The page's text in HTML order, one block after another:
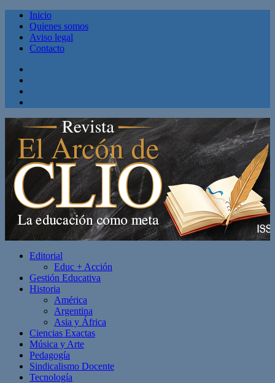
Inicio
Quienes somos
Aviso legal
Contacto
Editorial
Educ + Acción
Gestión Educativa
Historia
América
Argentina
Asia y África
Ciencias Exactas
Música y Arte
Pedagogía
Sindicalismo Docente
Tecnología